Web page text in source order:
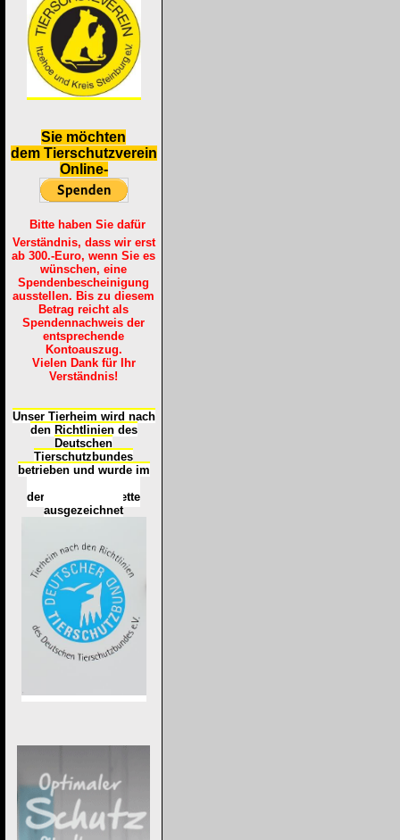
Sie möchten
dem Tierschutzverein
Online-
Bitte haben Sie dafür
Verständnis, dass wir erst
ab 300.-Euro, wenn Sie es
wünschen, eine
Spendenbescheinigung
ausstellen. Bis zu diesem
Betrag reicht als
Spendennachweis der
entsprechende
Kontoauszug.
Vielen Dank für Ihr
Verständnis!
Unser Tierheim wird nach
den Richtlinien des
Deutschen
Tierschutzbundes
betrieben und wurde im
der
Tierheimplakette
ausgezeichnet